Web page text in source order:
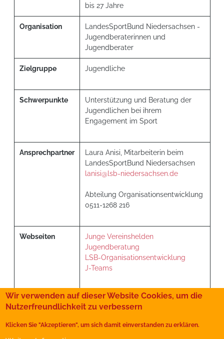
bis 27 Jahre
Organisation
LandesSportBund Niedersachsen -
Jugendberaterinnen und
Jugendberater
Zielgruppe Jugendliche
Schwerpunkte
Unterstützung und Beratung der
Jugendlichen bei ihrem
Engagement im Sport
Ansprechpartner
Laura Anisi, Mitarbeiterin beim
LandesSportBund Niedersachsen
lanisi@lsb-niedersachsen.de
Abteilung Organisationsentwicklung
0511-1268 216
Webseiten
Junge Vereinshelden
Jugendberatung
LSB-Organisationsentwicklung
J-Teams
Nachwuchssport Sportvereine
Wir verwenden auf dieser Website Cookies, um die
Nutzerfreundlichkeit zu verbessern
Klicken Sie "Akzeptieren", um sich damit einverstanden zu erklären.